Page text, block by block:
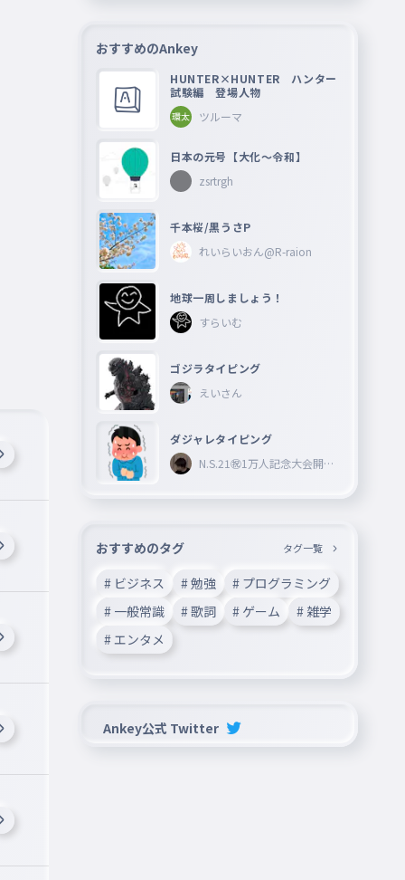
おすすめのAnkey
HUNTER×HUNTER ハンター
試験編 登場人物
ツルーマ
日本の元号【大化〜令和】
zsrtrgh
千本桜/黒うさP
れいらいおん@R-raion
地球一周しましょう！
すらいむ
ゴジラタイピング
えいさん
ダジャレタイピング
N.S.21㊗︎1万人記念大会開催
おすすめのタグ タグ一覧
# ビジネス # 勉強
# プログラミング
# 一般常識
# 歌詞 # ゲーム
# 雑学
# エンタメ
Ankey公式 Twitter